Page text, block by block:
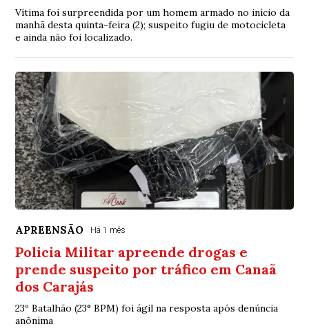
Vítima foi surpreendida por um homem armado no início da
manhã desta quinta-feira (2); suspeito fugiu de motocicleta
e ainda não foi localizado.
APREENSÃO Há 1 mês
Policia Militar apreende drogas e
prende suspeito por tráfico em Canaã
dos Carajás
23º Batalhão (23° BPM) foi ágil na resposta após denúncia
anônima